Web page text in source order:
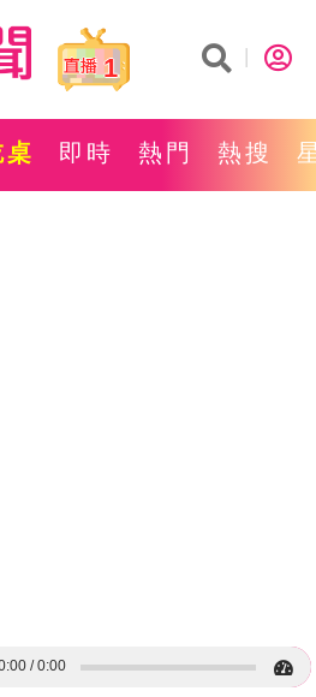
1
即時 熱門 熱搜
0:00